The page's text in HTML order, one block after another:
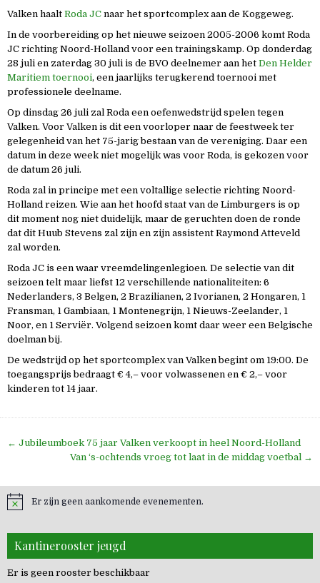
Valken haalt Roda JC naar het sportcomplex aan de Koggeweg.
In de voorbereiding op het nieuwe seizoen 2005-2006 komt Roda
JC richting Noord-Holland voor een trainingskamp. Op donderdag
28 juli en zaterdag 30 juli is de BVO deelnemer aan het Den Helder
Maritiem toernooi, een jaarlijks terugkerend toernooi met
professionele deelname.
Op dinsdag 26 juli zal Roda een oefenwedstrijd spelen tegen
Valken. Voor Valken is dit een voorloper naar de feestweek ter
gelegenheid van het 75-jarig bestaan van de vereniging. Daar een
datum in deze week niet mogelijk was voor Roda, is gekozen voor
de datum 26 juli.
Roda zal in principe met een voltallige selectie richting Noord-
Holland reizen. Wie aan het hoofd staat van de Limburgers is op
dit moment nog niet duidelijk, maar de geruchten doen de ronde
dat dit Huub Stevens zal zijn en zijn assistent Raymond Atteveld
zal worden.
Roda JC is een waar vreemdelingenlegioen. De selectie van dit
seizoen telt maar liefst 12 verschillende nationaliteiten: 6
Nederlanders, 3 Belgen, 2 Brazilianen, 2 Ivorianen, 2 Hongaren, 1
Fransman, 1 Gambiaan, 1 Montenegrijn, 1 Nieuws-Zeelander, 1
Noor, en 1 Serviër. Volgend seizoen komt daar weer een Belgische
doelman bij.
De wedstrijd op het sportcomplex van Valken begint om 19:00. De
toegangsprijs bedraagt € 4,– voor volwassenen en € 2,– voor
kinderen tot 14 jaar.
Bericht
navigatie
← Jubileumboek 75 jaar Valken verkoopt in heel Noord-Holland
Van ‘s-ochtends vroeg tot laat in de middag voetbal →
Er zijn geen aankomende evenementen.
Kantinerooster jeugd
Er is geen rooster beschikbaar